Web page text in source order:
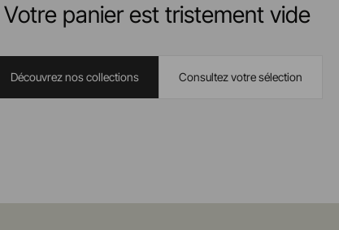
Votre panier est tristement vide
Découvrez nos collections Consultez votre sélection